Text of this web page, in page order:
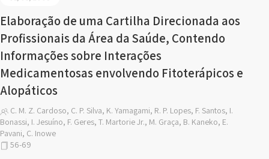
Elaboração de uma Cartilha Direcionada aos
Profissionais da Área da Saúde, Contendo
Informações sobre Interações
Medicamentosas envolvendo Fitoterápicos e
Alopáticos
C. M. Z. Cardoso, C. P. Silva, K. Yamagami, R. P. Lopes, F. Santos, I.
Bonassi, I. Jesuíno, F. Geres, T. Martorie Jr., M. Graça, B. Kaneko, E.
Pavani, C. Inowe
56-69